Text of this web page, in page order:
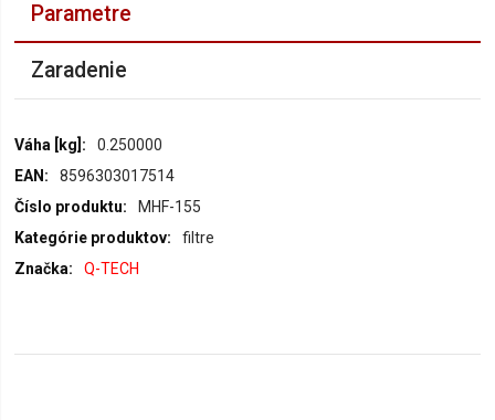
Parametre
Zaradenie
Parametre
0.250000
8596303017514
MHF-155
filtre
Q-TECH